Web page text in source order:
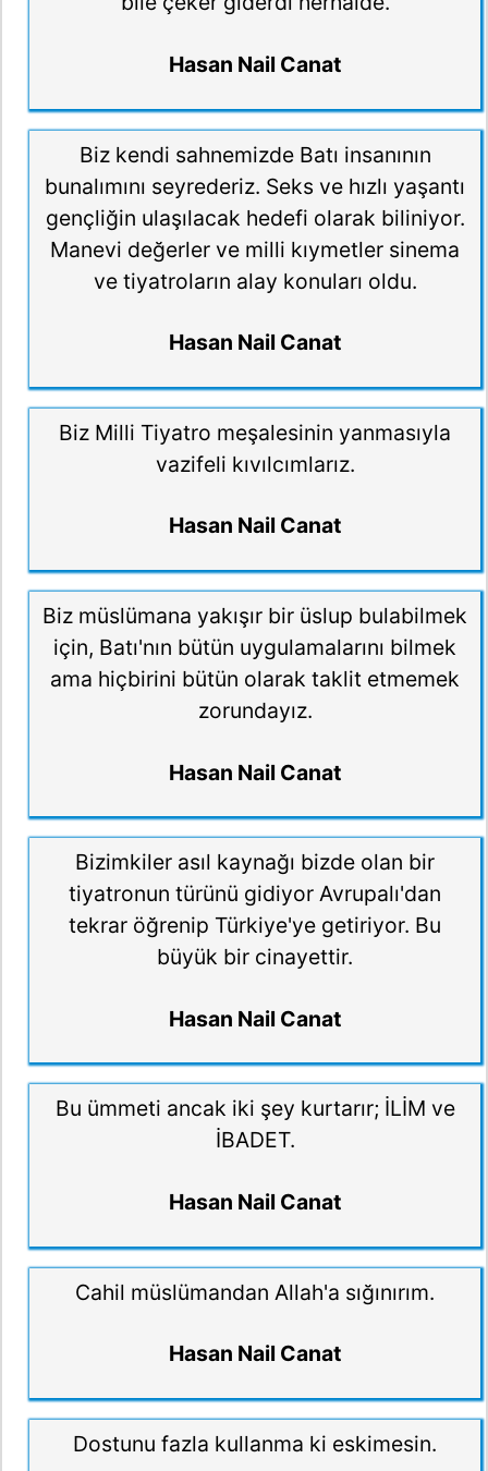
Hasan Nail Canat
Biz kendi sahnemizde Batı insanının
bunalımını seyrederiz. Seks ve hızlı yaşantı
gençliğin ulaşılacak hedefi olarak biliniyor.
Manevi değerler ve milli kıymetler sinema
ve tiyatroların alay konuları oldu.
Hasan Nail Canat
Biz Milli Tiyatro meşalesinin yanmasıyla
vazifeli kıvılcımlarız.
Hasan Nail Canat
Biz müslümana yakışır bir üslup bulabilmek
için, Batı'nın bütün uygulamalarını bilmek
ama hiçbirini bütün olarak taklit etmemek
zorundayız.
Hasan Nail Canat
Bizimkiler asıl kaynağı bizde olan bir
tiyatronun türünü gidiyor Avrupalı'dan
tekrar öğrenip Türkiye'ye getiriyor. Bu
büyük bir cinayettir.
Hasan Nail Canat
Bu ümmeti ancak iki şey kurtarır; İLİM ve
İBADET.
Hasan Nail Canat
Cahil müslümandan Allah'a sığınırım.
Hasan Nail Canat
Dostunu fazla kullanma ki eskimesin.